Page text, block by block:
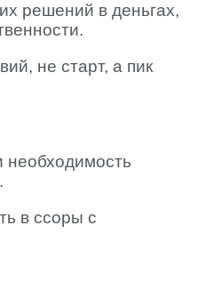
решений в деньгах,
не старт, а пик
необходимость
в ссоры с